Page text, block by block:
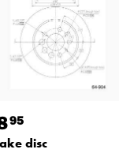
95
disc